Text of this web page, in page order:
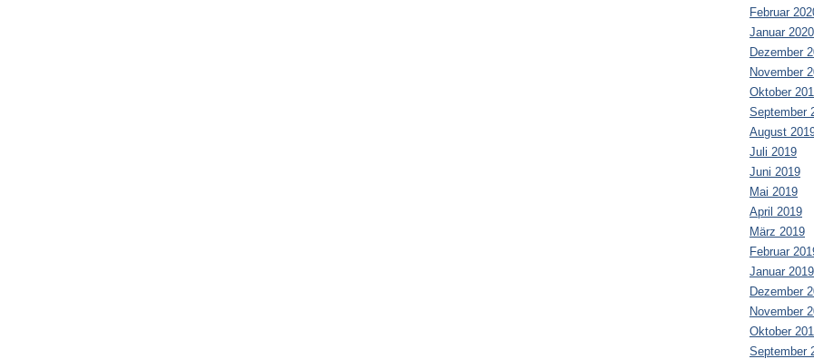
Februar
Januar 2020
Dezember
November
Oktober
September
August
Juli 2019
Juni 2019
Mai 2019
April 2019
März 2019
Februar
Januar 2019
Dezember
November
Oktober
September